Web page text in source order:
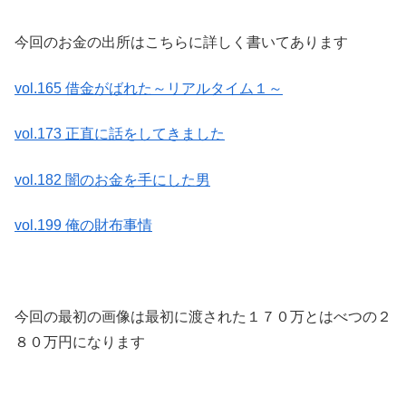
今回のお金の出所はこちらに詳しく書いてあります
vol.165 借金がばれた～リアルタイム１～
vol.173 正直に話をしてきました
vol.182 闇のお金を手にした男
vol.199 俺の財布事情
今回の最初の画像は最初に渡された１７０万とはべつの２
８０万円になります